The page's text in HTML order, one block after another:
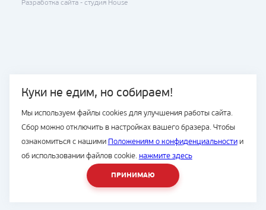
Куки не едим, но собираем!
Мы используем файлы cookies для улучшения работы сайта.
Сбор можно отключить в настройках вашего бразера. Чтобы
ознакомиться с нашими Положениям о конфиденциальностии
об использовании файлов cookie. нажмите здесь
ПРИНИМАЮ
Разработка сайта - студия House